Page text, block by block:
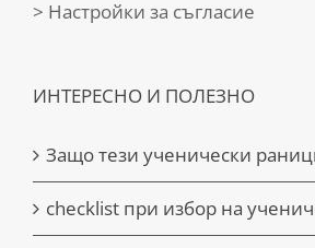
> Настройки за съгласие
ИНТЕРЕСНО И ПОЛЕЗНО
Защо тези ученически
checklist при избор на